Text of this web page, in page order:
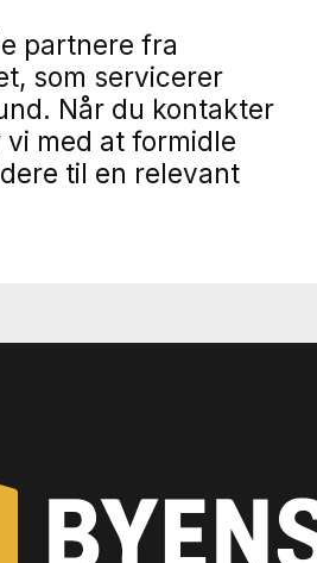
partnere fra
som servicerer
Når du kontakter
med at formidle
til en relevant